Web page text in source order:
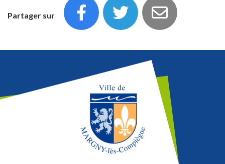
Partager sur